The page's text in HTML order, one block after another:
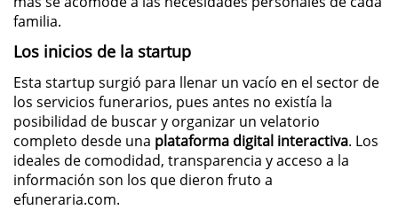
familia.
Los inicios de la startup
Esta startup surgió para llenar un vacío en el sector de
los servicios funerarios, pues antes no existía la
posibilidad de buscar y organizar un velatorio
completo desde una plataforma digital interactiva. Los
ideales de comodidad, transparencia y acceso a la
información son los que dieron fruto a
efuneraria.com.